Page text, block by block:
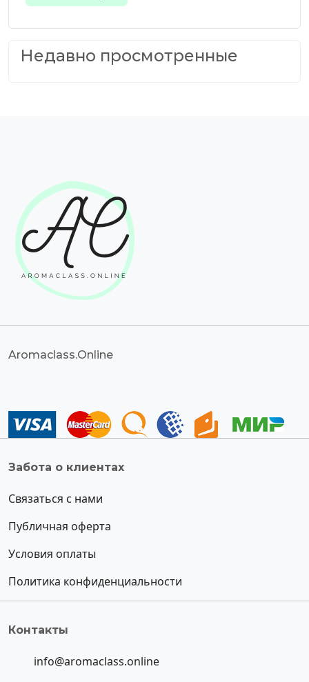
Недавно просмотренные
Aromaclass.Online
Забота о клиентах
Связаться с нами
Публичная оферта
Условия оплаты
Политика конфиденциальности
Контакты
info@aromaclass.online